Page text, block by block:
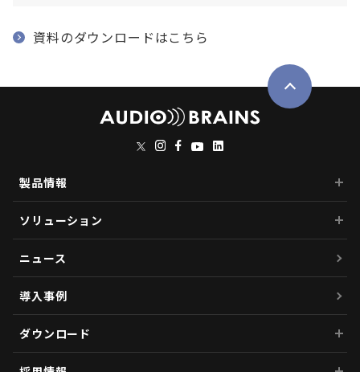
資料のダウンロードはこちら
製品情報
ソリューション
ニュース
導入事例
ダウンロード